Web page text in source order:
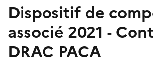
Dispositif de
associé 2021 -
DRAC PACA